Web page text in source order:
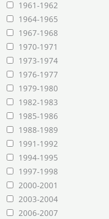
1961-1962
1964-1965
1967-1968
1970-1971
1973-1974
1976-1977
1979-1980
1982-1983
1985-1986
1988-1989
1991-1992
1994-1995
1997-1998
2000-2001
2003-2004
2006-2007